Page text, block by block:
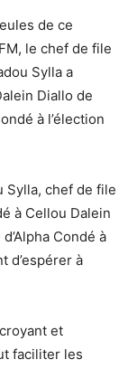
de ce
le chef de file
Sylla a
Diallo de
à l’élection
Sylla, chef de file
à Cellou Dalein
Condé à
d’espérer à
et
faciliter les